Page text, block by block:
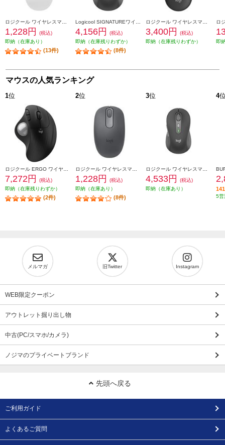
1,228円
(税込)
即納（在庫あり）
(13件)
4,156円
(税込)
即納（在庫残りわずか）
(8件)
3,400円
(税込)
即納（在庫残りわずか）
即
マウスの人気ランキング
1位
7,272円
(税込)
即納（在庫残りわずか）
(2件)
2位
1,228円
(税込)
即納（在庫あり）
(8件)
3位
4,533円
(税込)
即納（在庫あり）
4
5営
メルマガ 旧Twitter Instagram
WEB限定クーポン
アウトレット掘り出し物
中古(PC/スマホ/カメラ)
ノジマのプライベートブランド
先頭へ戻る
ご利用ガイド
よくあるご質問